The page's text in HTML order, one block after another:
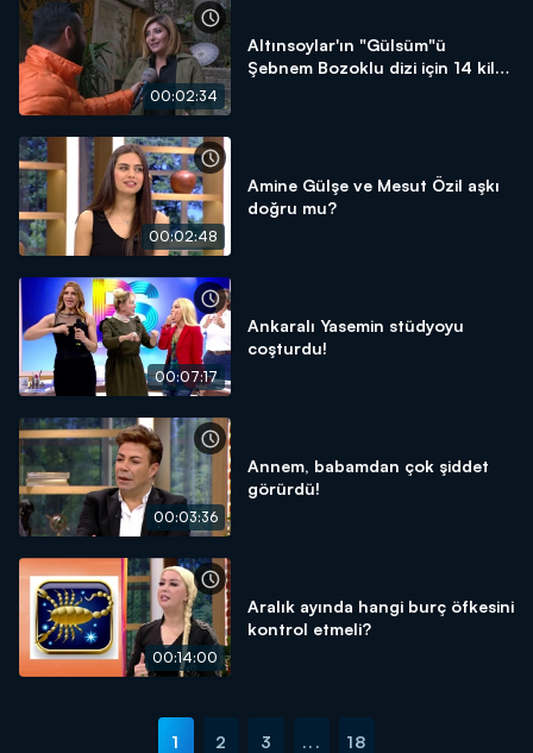
00:02:34
Altınsoylar'ın "Gülsüm"ü
Şebnem Bozoklu dizi için 14 kilo
00:02:48
Amine Gülşe ve Mesut Özil aşkı
doğru mu?
00:07:17
Ankaralı Yasemin stüdyoyu
coşturdu!
00:03:36
Annem, babamdan çok şiddet
görürdü!
00:14:00
Aralık ayında hangi burç öfkesini
kontrol etmeli?
1 2 3 ... 18